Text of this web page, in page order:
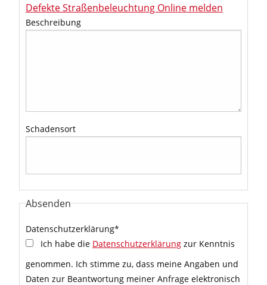
Defekte Straßenbeleuchtung Online melden
Beschreibung
Schadensort
Absenden
Datenschutzerklärung*
Ich habe die Datenschutzerklärung zur Kenntnis
genommen. Ich stimme zu, dass meine Angaben und
Daten zur Beantwortung meiner Anfrage elektronisch